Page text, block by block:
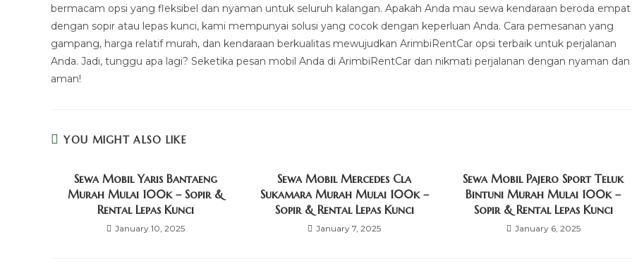
bermacam opsi yang fleksibel dan nyaman untuk seluruh kalangan. Apakah Anda mau sewa kendaraan beroda empat
dengan sopir atau lepas kunci, kami mempunyai solusi yang cocok dengan keperluan Anda. Cara pemesanan yang
gampang, harga relatif murah, dan kendaraan berkualitas mewujudkan ArimbiRentCar opsi terbaik untuk perjalanan
Anda. Jadi, tunggu apa lagi? Seketika pesan mobil Anda di ArimbiRentCar dan nikmati perjalanan dengan nyaman dan
aman!
YOU MIGHT ALSO LIKE
Sewa Mobil Yaris Bantaeng
Murah Mulai 100k – Sopir &
Rental Lepas Kunci
January 10, 2025
Sewa Mobil Mercedes Cla
Sukamara Murah Mulai 100k –
Sopir & Rental Lepas Kunci
January 7, 2025
Sewa Mobil Pajero Sport Teluk
Bintuni Murah Mulai 100k –
Sopir & Rental Lepas Kunci
January 6, 2025